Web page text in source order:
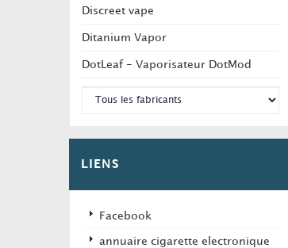
Discreet vape
Ditanium Vapor
DotLeaf - Vaporisateur DotMod
LIENS
Facebook
annuaire cigarette electronique